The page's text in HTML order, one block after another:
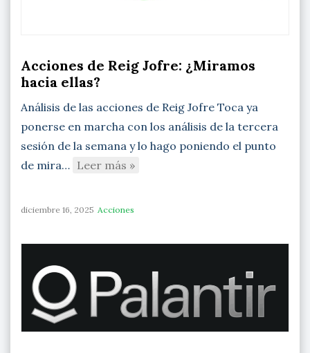
Acciones de Reig Jofre: ¿Miramos
hacia ellas?
Análisis de las acciones de Reig Jofre Toca ya
ponerse en marcha con los análisis de la tercera
sesión de la semana y lo hago poniendo el punto
de mira… Leer más »
diciembre 16, 2025 Acciones